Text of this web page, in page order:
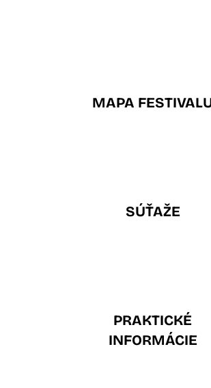
MAPA
SÚŤAŽE
PRAKTICKÉ
INFORMÁCIE